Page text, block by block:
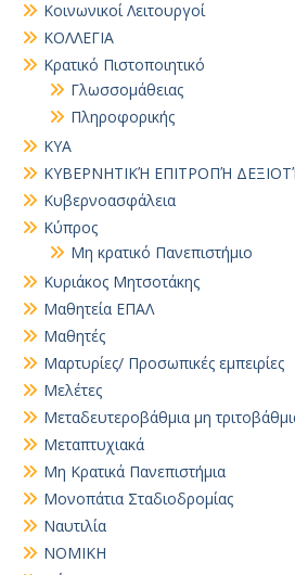
Κοινωνικοί Λειτουργοί
ΚΟΛΛΕΓΙΑ
Κρατικό Πιστοποιητικό
Γλωσσομάθειας
Πληροφορικής
ΚΥΑ
ΚΥΒΕΡΝΗΤΙΚΉ ΕΠΙΤΡΟΠΉ
Κυβερνοασφάλεια
Κύπρος
Μη κρατικό Πανεπιστήμιο
Κυριάκος Μητσοτάκης
Μαθητεία ΕΠΑΛ
Μαθητές
Μαρτυρίες/ Προσωπικές εμπειρίες
Μελέτες
Μεταδευτεροβάθμια μη
Μεταπτυχιακά
Μη Κρατικά Πανεπιστήμια
Μονοπάτια Σταδιοδρομίας
Ναυτιλία
ΝΟΜΙΚΗ